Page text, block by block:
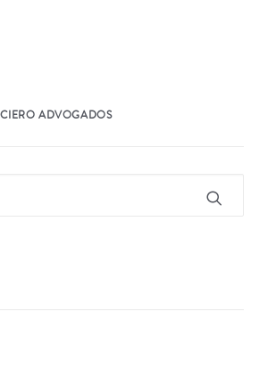
ADVOGADOS